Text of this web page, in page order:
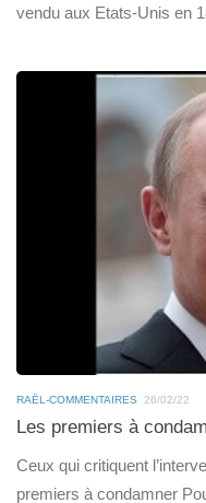
vendu aux Etats-Unis en
RAËL-COMMENTAIRES 26/02/22
Les premiers à
Ceux qui critiquent
premiers à condamner